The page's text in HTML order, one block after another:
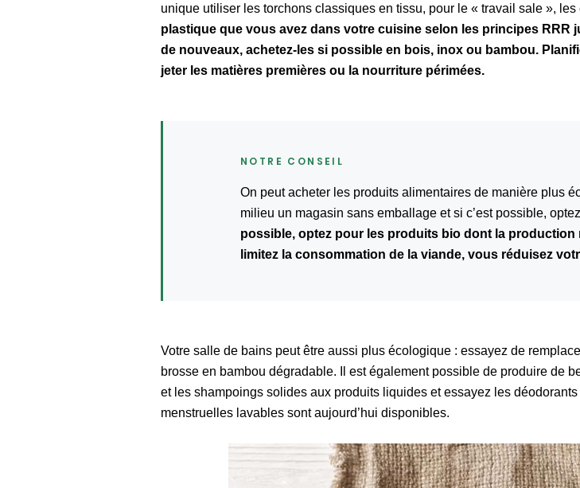
unique utiliser les torchons classiques en tissu, pour le « travail sale », les
plastique que vous avez dans votre cuisine selon les principes RRR
de nouveaux, achetez-les si possible en bois, inox ou bambou.
jeter les matières premières ou la nourriture périmées.
On peut acheter les produits alimentaires de manière plus
milieu un magasin sans emballage et si c’est possible,
possible, optez pour les produits bio dont la production
limitez la consommation de la viande, vous réduisez
Votre salle de bains peut être aussi plus écologique : essayez de
brosse en bambou dégradable. Il est également possible de produire de
et les shampoings solides aux produits liquides et essayez les
menstruelles lavables sont aujourd’hui disponibles.